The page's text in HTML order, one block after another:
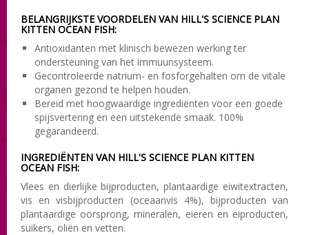
BELANGRIJKSTE VOORDELEN VAN HILL'S SCIENCE PLAN
KITTEN OCEAN FISH:
Antioxidanten met klinisch bewezen werking ter
ondersteuning van het immuunsysteem.
Gecontroleerde natrium- en fosforgehalten om de vitale
organen gezond te helpen houden.
Bereid met hoogwaardige ingrediënten voor een goede
spijsvertering en een uitstekende smaak. 100%
gegarandeerd.
INGREDIËNTEN VAN HILL'S SCIENCE PLAN KITTEN
OCEAN FISH:
Vlees en dierlijke bijproducten, plantaardige eiwitextracten,
vis en visbijproducten (oceaanvis 4%), bijproducten van
plantaardige oorsprong, mineralen, eieren en eiproducten,
suikers, oliën en vetten.